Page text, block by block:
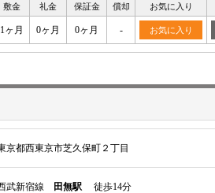
敷金 礼金 保証金 償却 お気に入り
1ヶ月 0ヶ月 0ヶ月 - お気に入り
京都西東京市芝久保町２丁目
武新宿線 田無駅 徒歩14分